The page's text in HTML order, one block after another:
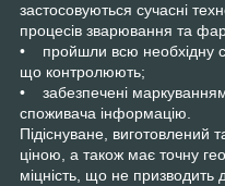
застосовуються сучасні
процесів зварювання та
• пройшли всю необхідну
що контролюють;
• забезпечені
споживача інформацію.
Підіснуване,
ціною, а також має точну
міцність, що не